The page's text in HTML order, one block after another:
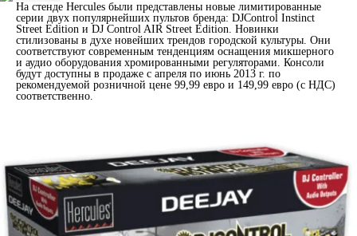
На стенде Hercules были представлены новые лимитированные
серии двух популярнейших пультов бренда: DJControl Instinct
Street Edition и DJ Control AIR Street Edition. Новинки
стилизованы в духе новейших трендов городской культуры. Они
соответствуют современным тенденциям оснащения микшерного
и аудио оборудования хромированными регуляторами. Консоли
будут доступны в продаже с апреля по июнь 2013 г. по
рекомендуемой розничной цене 99,99 евро и 149,99 евро (с НДС)
соответственно.